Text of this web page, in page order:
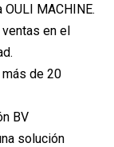
MACHINE.
en el
de 20
BV
solución